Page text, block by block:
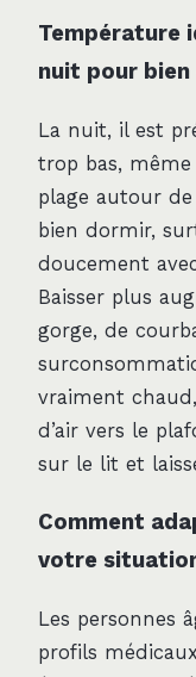
Température
nuit pour
La nuit, il est
trop bas, même
plage autour de
bien dormir,
doucement
Baisser plus
gorge, de
vraiment
d’air vers le
sur le lit et
Comment
votre
Les personnes
profils